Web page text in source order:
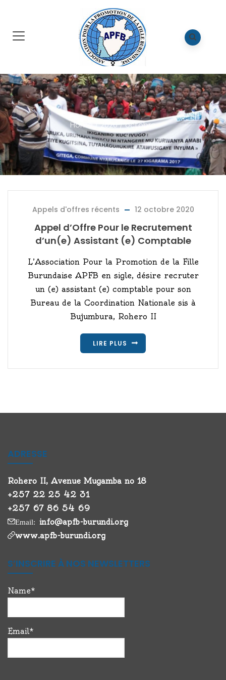
Home /2020/octobre
Appels d'offres récents 12 octobre 2020
Appel d’Offre Pour le Recrutement
d’un(e) Assistant (e) Comptable
L’Association Pour la Promotion de la Fille
Burundaise APFB en sigle, désire recruter
un (e) assistant (e) comptable pour son
Bureau de la Coordination Nationale sis à
Bujumbura, Rohero II
LIRE PLUS
ADRESSE
Rohero II, Avenue Mugamba no 18
+257 22 25 42 31
+257 67 86 54 69
Email: info@apfb-burundi.org
www.apfb-burundi.org
S’INSCRIRE À NOS NEWSLETTERS
Name*
Email*